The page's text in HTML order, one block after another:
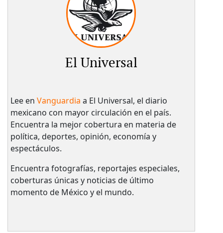
El Universal
Lee en Vanguardia a El Universal, el diario
mexicano con mayor circulación en el país.​
Encuentra la mejor cobertura en materia de
política, deportes, opinión, economía y
espectáculos.
Encuentra fotografías, reportajes especiales,
coberturas únicas y noticias de último
momento de México y el mundo.